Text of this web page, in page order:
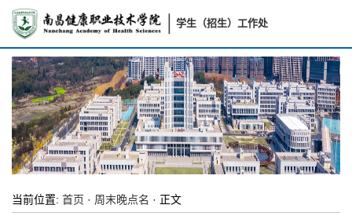
学生（招生）工作处
当前位置: 首页 · 周末晚点名 · 正文